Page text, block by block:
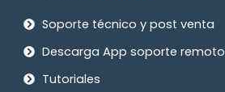
Soporte técnico y post venta
Descarga App soporte remoto
Tutoriales